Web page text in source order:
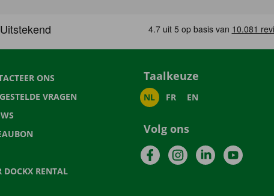
ONS
VRAGEN
DOCKX RENTAL
Taalkeuze
NL FR EN
Volg ons
FacebookInstagramLinkedInYouTube